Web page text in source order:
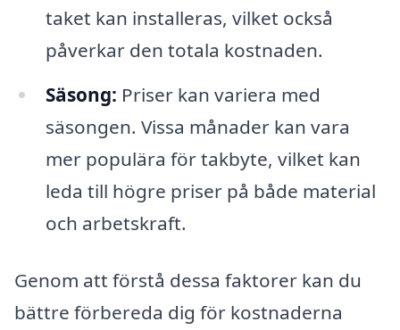
taket kan installeras, vilket också
påverkar den totala kostnaden.
Säsong: Priser kan variera med
säsongen. Vissa månader kan vara
mer populära för takbyte, vilket kan
leda till högre priser på både material
och arbetskraft.
Genom att förstå dessa faktorer kan du
bättre förbereda dig för kostnaderna